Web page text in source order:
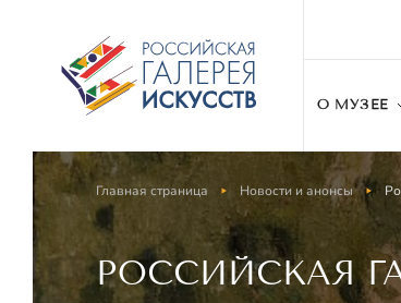
О МУЗЕЕ
Главная страница Новости и анонсы
РОССИЙСКАЯ